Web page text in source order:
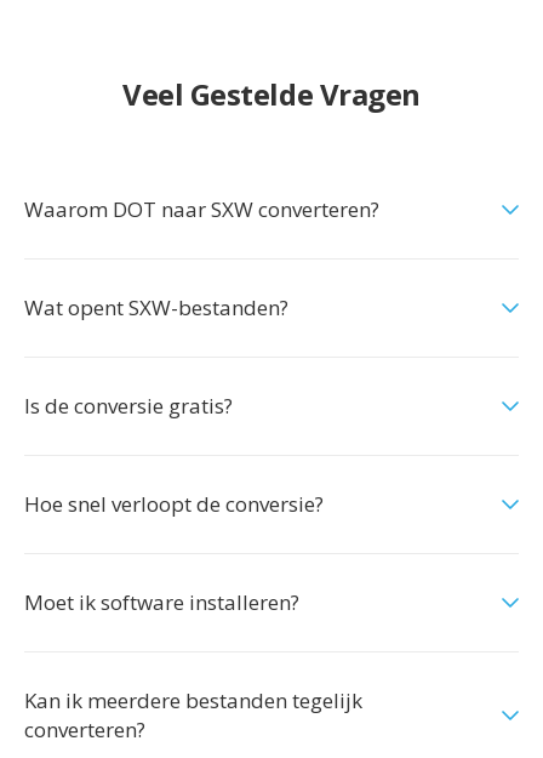
Veel Gestelde Vragen
Waarom DOT naar SXW converteren?
Wat opent SXW-bestanden?
Is de conversie gratis?
Hoe snel verloopt de conversie?
Moet ik software installeren?
Kan ik meerdere bestanden tegelijk
converteren?